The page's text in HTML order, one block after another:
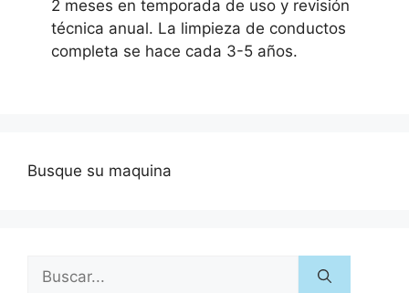
2 meses en temporada de uso y revisión
técnica anual. La limpieza de conductos
completa se hace cada 3-5 años.
Busque su maquina